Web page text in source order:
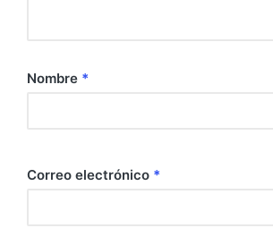
Nombre *
Correo electrónico *